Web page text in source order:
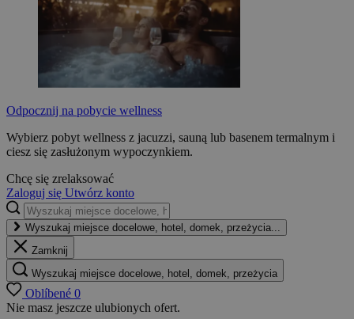
Odpocznij na pobycie wellness
Wybierz pobyt wellness z jacuzzi, sauną lub basenem termalnym i
ciesz się zasłużonym wypoczynkiem.
Chcę się zrelaksować
Zaloguj się Utwórz konto
Wyszukaj miejsce docelowe, hotel, domek, przeżycia...
Zamknij
Wyszukaj miejsce docelowe, hotel, domek, przeżycia
Oblíbené 0
Nie masz jeszcze ulubionych ofert.